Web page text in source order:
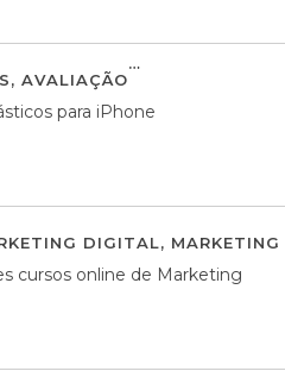
, AVALIAÇÃO
para iPhone
DIGITAL,
cursos online de Marketing